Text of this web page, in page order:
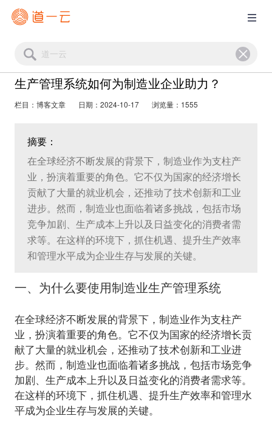
生产管理系统如何为制造业企业助力？
栏目：博客文章 日期：2024-10-17 浏览量：1555
摘要：
在全球经济不断发展的背景下，制造业作为支柱产
业，扮演着重要的角色。它不仅为国家的经济增长
贡献了大量的就业机会，还推动了技术创新和工业
进步。然而，制造业也面临着诸多挑战，包括市场
竞争加剧、生产成本上升以及日益变化的消费者需
求等。在这样的环境下，抓住机遇、提升生产效率
和管理水平成为企业生存与发展的关键。
一、为什么要使用制造业生产管理系统
在全球经济不断发展的背景下，制造业作为支柱产
业，扮演着重要的角色。它不仅为国家的经济增长贡
献了大量的就业机会，还推动了技术创新和工业进
步。然而，制造业也面临着诸多挑战，包括市场竞争
加剧、生产成本上升以及日益变化的消费者需求等。
在这样的环境下，抓住机遇、提升生产效率和管理水
平成为企业生存与发展的关键。